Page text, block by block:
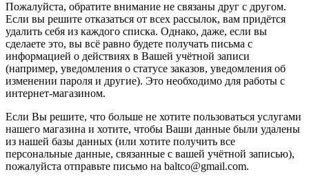
Пожалуйста, обратите внимание не связаны друг с другом.
Если вы решите отказаться от всех рассылок, вам придётся
удалить себя из каждого списка. Однако, даже, если вы
сделаете это, вы всё равно будете получать письма с
информацией о действиях в Вашей учётной записи
(например, уведомления о статусе заказов, уведомления об
изменении пароля и другие). Это необходимо для работы с
интернет-магазином.
Если Вы решите, что больше не хотите пользоваться услугами
нашего магазина и хотите, чтобы Ваши данные были удалены
из нашей базы данных (или хотите получить все
персональные данные, связанные с вашей учётной записью),
пожалуйста отправьте письмо на baltco@gmail.com.